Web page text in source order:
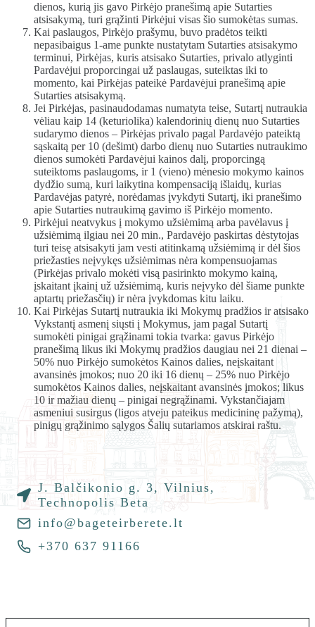
dienos, kurią jis gavo Pirkėjo pranešimą apie Sutarties
atsisakymą, turi grąžinti Pirkėjui visas šio sumokėtas sumas.
Kai paslaugos, Pirkėjo prašymu, buvo pradėtos teikti
nepasibaigus 1-ame punkte nustatytam Sutarties atsisakymo
terminui, Pirkėjas, kuris atsisako Sutarties, privalo atlyginti
Pardavėjui proporcingai už paslaugas, suteiktas iki to
momento, kai Pirkėjas pateikė Pardavėjui pranešimą apie
Sutarties atsisakymą.
Jei Pirkėjas, pasinaudodamas numatyta teise, Sutartį nutraukia
vėliau kaip 14 (keturiolika) kalendorinių dienų nuo Sutarties
sudarymo dienos – Pirkėjas privalo pagal Pardavėjo pateiktą
sąskaitą per 10 (dešimt) darbo dienų nuo Sutarties nutraukimo
dienos sumokėti Pardavėjui kainos dalį, proporcingą
suteiktoms paslaugoms, ir 1 (vieno) mėnesio mokymo kainos
dydžio sumą, kuri laikytina kompensaciją išlaidų, kurias
Pardavėjas patyrė, norėdamas įvykdyti Sutartį, iki pranešimo
apie Sutarties nutraukimą gavimo iš Pirkėjo momento.
Pirkėjui neatvykus į mokymo užsiėmimą arba pavėlavus į
užsiėmimą ilgiau nei 20 min., Pardavėjo paskirtas dėstytojas
turi teisę atsisakyti jam vesti atitinkamą užsiėmimą ir dėl šios
priežasties neįvykęs užsiėmimas nėra kompensuojamas
(Pirkėjas privalo mokėti visą pasirinkto mokymo kainą,
įskaitant įkainį už užsiėmimą, kuris neįvyko dėl šiame punkte
aptartų priežasčių) ir nėra įvykdomas kitu laiku.
Kai Pirkėjas Sutartį nutraukia iki Mokymų pradžios ir atsisako
Vykstantį asmenį siųsti į Mokymus, jam pagal Sutartį
sumokėti pinigai grąžinami tokia tvarka: gavus Pirkėjo
pranešimą likus iki Mokymų pradžios daugiau nei 21 dienai –
50% nuo Pirkėjo sumokėtos Kainos dalies, neįskaitant
avansinės įmokos; nuo 20 iki 16 dienų – 25% nuo Pirkėjo
sumokėtos Kainos dalies, neįskaitant avansinės įmokos; likus
10 ir mažiau dienų – pinigai negrąžinami. Vykstančiajam
asmeniui susirgus (ligos atveju pateikus medicininę pažymą),
pinigų grąžinimo sąlygos Šalių sutariamos atskirai raštu.
J. Balčikonio g. 3, Vilnius,
Technopolis Beta
info@bageteirberete.lt
+370 637 91166